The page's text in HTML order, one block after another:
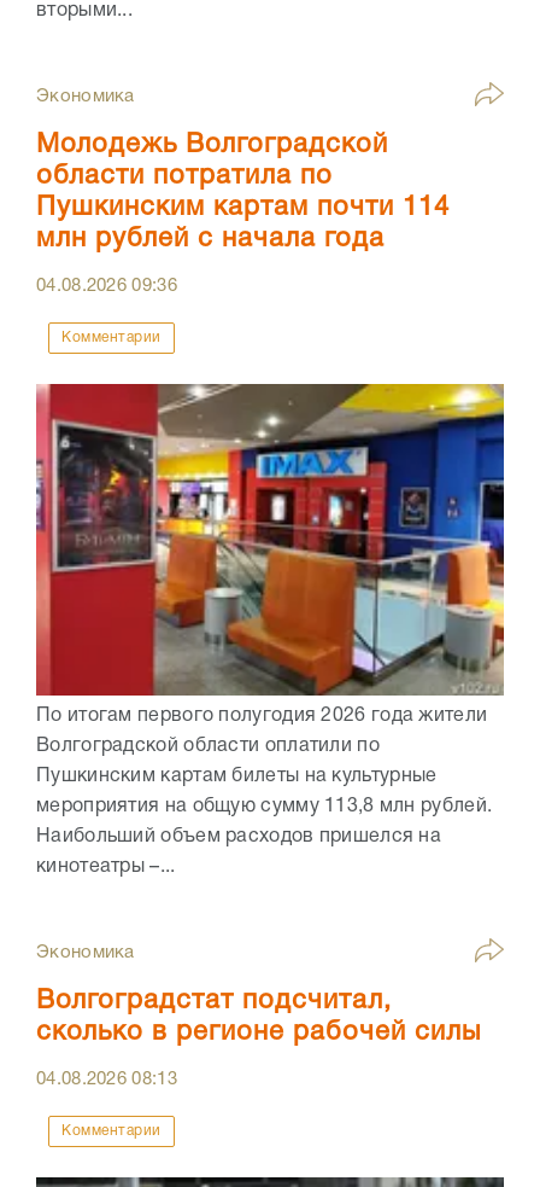
вторыми...
Экономика
Молодежь Волгоградской
области потратила по
Пушкинским картам почти 114
млн рублей с начала года
04.08.202609:36
Комментарии
По итогам первого полугодия 2026 года жители
Волгоградской области оплатили по
Пушкинским картам билеты на культурные
мероприятия на общую сумму 113,8 млн рублей.
Наибольший объем расходов пришелся на
кинотеатры –...
Экономика
Волгоградстат подсчитал,
сколько в регионе рабочей силы
04.08.202608:13
Комментарии